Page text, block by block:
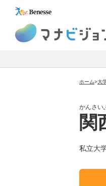
ホーム>大
かんさい
関
私立大